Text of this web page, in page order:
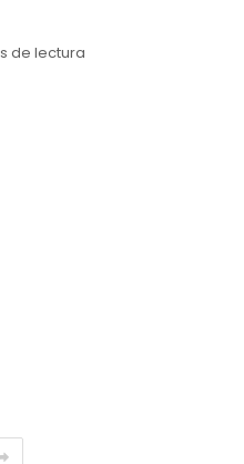
de lectura